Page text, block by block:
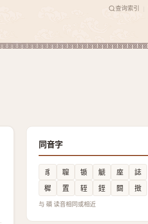
查询索引
同音字
豸 䏄 锧 䚦 庢
誌
穉
置 轾 銍 䦯 㨖
与 礩 读音相同或相近